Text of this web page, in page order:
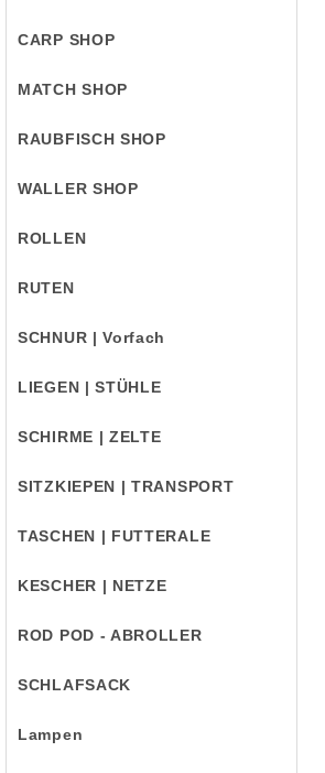
CARP SHOP
MATCH SHOP
RAUBFISCH SHOP
WALLER SHOP
ROLLEN
RUTEN
SCHNUR | Vorfach
LIEGEN | STÜHLE
SCHIRME | ZELTE
SITZKIEPEN | TRANSPORT
TASCHEN | FUTTERALE
KESCHER | NETZE
ROD POD - ABROLLER
SCHLAFSACK
Lampen